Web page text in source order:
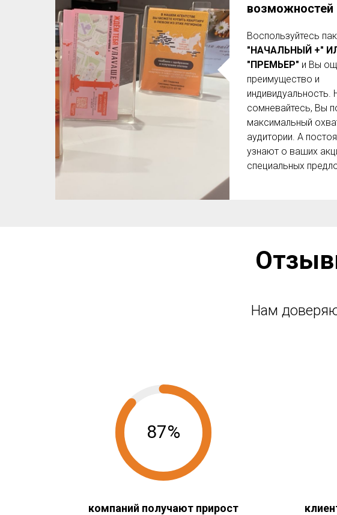
возможностей
Воспользуйтесь
"НАЧАЛЬНЫЙ +"
"ПРЕМЬЕР" и Вы
преимущество и
индивидуальность.
сомневайтесь, Вы
максимальный
аудитории. А
узнают о ваших
специальных
Нам
87%
компаний получают прирост